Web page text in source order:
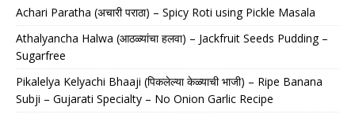
Achari Paratha (अचारी पराठा) – Spicy Roti using Pickle Masala
Athalyancha Halwa (आठळ्यांचा हलवा) – Jackfruit Seeds Pudding –
Sugarfree
Pikalelya Kelyachi Bhaaji (पिकलेल्या केळ्याची भाजी) – Ripe Banana
Subji – Gujarati Specialty – No Onion Garlic Recipe